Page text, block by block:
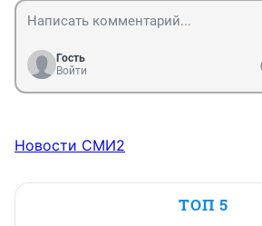
Гость
Войти
Новости СМИ2
ТОП 5